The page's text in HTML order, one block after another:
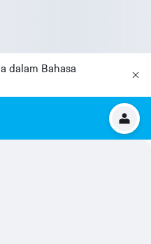
dalam Bahasa